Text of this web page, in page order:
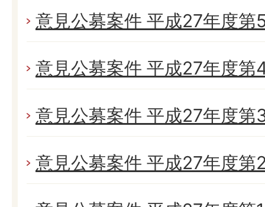
意見公募案件 平成27年度第
意見公募案件 平成27年度第
意見公募案件 平成27年度第
意見公募案件 平成27年度第